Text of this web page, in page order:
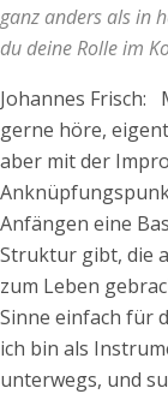
ganz anders als in
du deine Rolle im
Johannes Frisch:
gerne höre,
aber mit der
Anfängen eine
Struktur gibt, die
zum Leben
Sinne einfach für
ich bin als
unterwegs, und